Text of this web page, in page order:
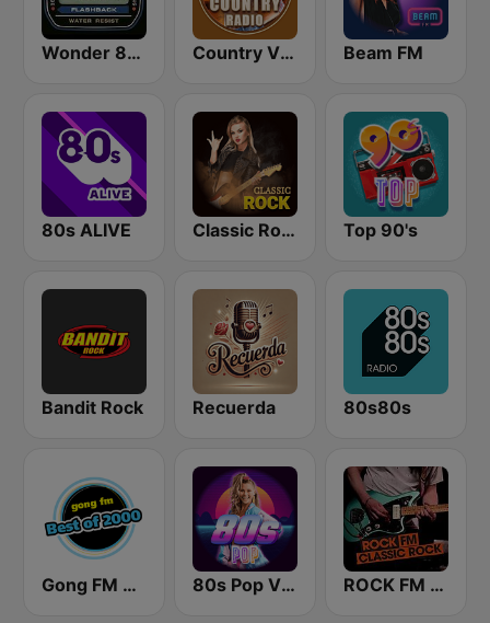
Wonder 80's Country Vibes Beam FM
80s ALIVE Classic Rock Station Top 90's
Bandit Rock Recuerda 80s80s
Gong FM Best of 2000 80s Pop Vibes ROCK FM CLASSIC ROCK